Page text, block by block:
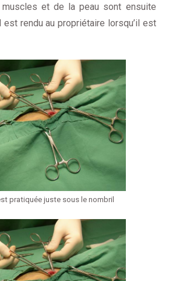
et de la peau sont ensuite
est rendu au propriétaire lorsqu’il est
pratiquée juste sous le nombril